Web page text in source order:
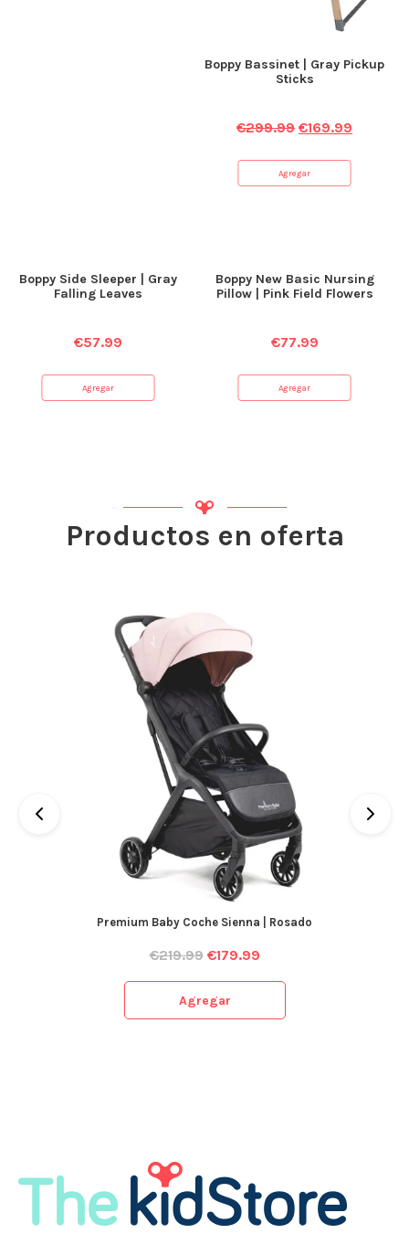
Boppy Bassinet | Gray Pickup
Sticks
€299.99 €169.99
Agregar
Boppy Side Sleeper | Gray
Falling Leaves
€57.99
Agregar
Boppy New Basic Nursing
Pillow | Pink Field Flowers
€77.99
Agregar
Productos en oferta
Premium Baby Coche Sienna | Rosado
€219.99 €179.99
Agregar